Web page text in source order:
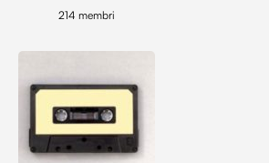
214 membri